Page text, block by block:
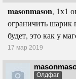
masonmason, 1х1
ограничить шарик
будет, это как у
17 мар 2019
Олдфаг